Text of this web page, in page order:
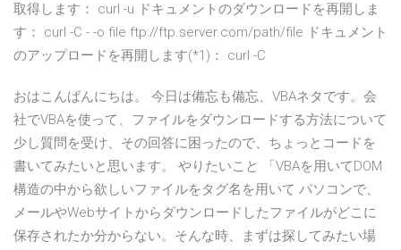
取得します： curl -u ドキュメントのダウンロードを再開しま
す： curl -C - -o file ftp://ftp.server.com/path/file ドキュメント
のアップロードを再開します(*1)： curl -C
おはこんばんにちは。 今日は備忘も備忘、VBAネタです。会
社でVBAを使って、ファイルをダウンロードする方法について
少し質問を受け、その回答に困ったので、ちょっとコードを
書いてみたいと思います。 やりたいこと 「VBAを用いてDOM
構造の中から欲しいファイルをタグ名を用いて パソコンで、
メールやWebサイトからダウンロードしたファイルがどこに
保存されたか分からない。そんな時、まずは探してみたい場